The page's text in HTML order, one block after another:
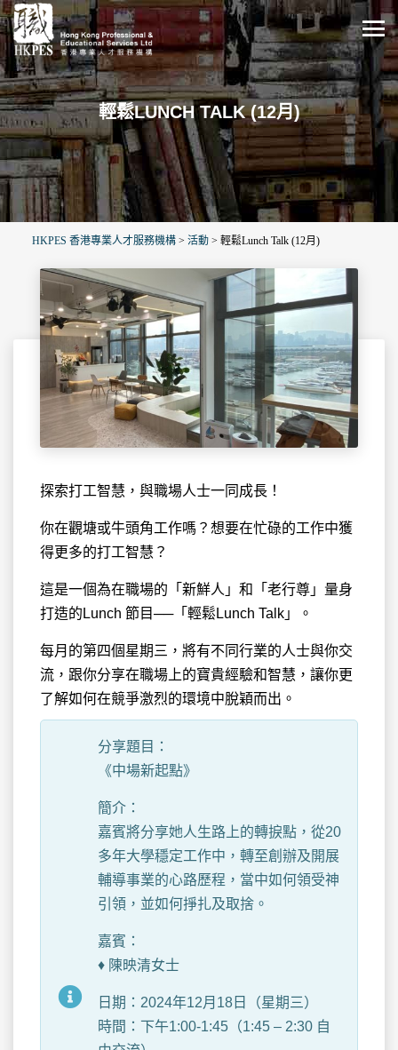
輕鬆LUNCH TALK (12月)
HKPES 香港專業人才服務機構 > 活動 > 輕鬆Lunch Talk (12月)
探索打工智慧，與職場人士一同成長！
你在觀塘或牛頭角工作嗎？想要在忙碌的工作中獲
得更多的打工智慧？
這是一個為在職場的「新鮮人」和「老行尊」量身
打造的Lunch 節目──「輕鬆Lunch Talk」。
每月的第四個星期三，將有不同行業的人士與你交
流，跟你分享在職場上的寶貴經驗和智慧，讓你更
了解如何在競爭激烈的環境中脫穎而出。
分享題目：
《中場新起點》
簡介：
嘉賓將分享她人生路上的轉捩點，從20
多年大學穩定工作中，轉至創辦及開展
輔導事業的心路歷程，當中如何領受神
引領，並如何掙扎及取捨。
嘉賓：
♦ 陳映清女士
日期：2024年12月18日（星期三）
時間：下午1:00-1:45（1:45 – 2:30 自